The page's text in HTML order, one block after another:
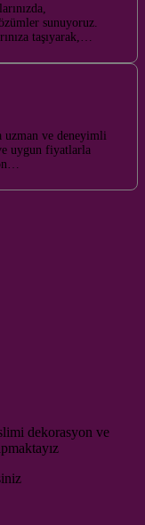
sunuyoruz.
taşıyarak,…
uzman ve deneyimli
uygun fiyatlarla
dekorasyon ve